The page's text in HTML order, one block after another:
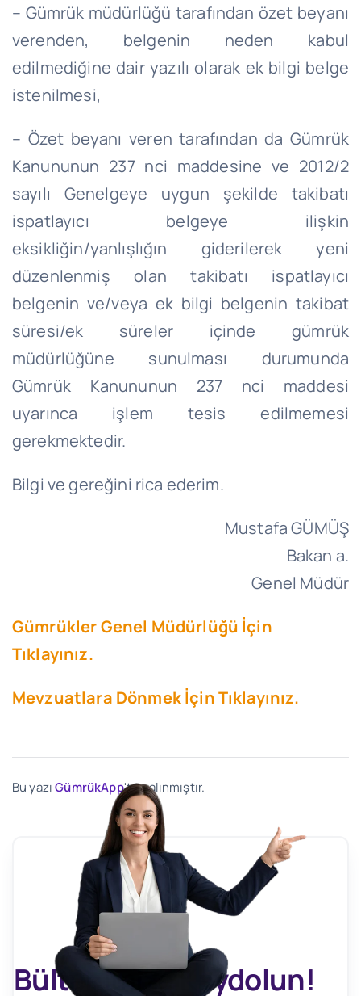
– Gümrük müdürlüğü tarafından özet beyanı
verenden, belgenin neden kabul
edilmediğine dair yazılı olarak ek bilgi belge
istenilmesi,
– Özet beyanı veren tarafından da Gümrük
Kanununun 237 nci maddesine ve 2012/2
sayılı Genelgeye uygun şekilde takibatı
ispatlayıcı belgeye ilişkin
eksikliğin/yanlışlığın giderilerek yeni
düzenlenmiş olan takibatı ispatlayıcı
belgenin ve/veya ek bilgi belgenin takibat
süresi/ek süreler içinde gümrük
müdürlüğüne sunulması durumunda
Gümrük Kanununun 237 nci maddesi
uyarınca işlem tesis edilmemesi
gerekmektedir.
Bilgi ve gereğini rica ederim.
Mustafa GÜMÜŞ
Bakan a.
Genel Müdür
Gümrükler Genel Müdürlüğü İçin
Tıklayınız.
Mevzuatlara Dönmek İçin Tıklayınız.
Bu yazıGümrükApp'ten alınmıştır.
Bültenimize Kaydolun!